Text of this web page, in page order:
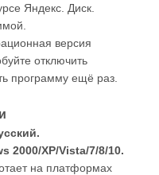
Яндекс. Диск.
версия
отключить
программу ещё раз.
2000/XP/Vista/7/8/10.
на платформах